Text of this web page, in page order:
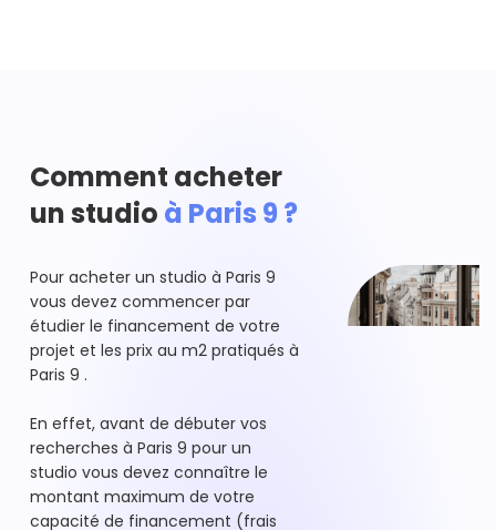
Comment acheter
un studio à Paris 9 ?
Pour acheter un studio à Paris 9
vous devez commencer par
étudier le financement de votre
projet et les prix au m2 pratiqués à
Paris 9 .
En effet, avant de débuter vos
recherches à Paris 9 pour un
studio vous devez connaître le
montant maximum de votre
capacité de financement (frais